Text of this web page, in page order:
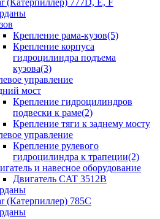
(Катерпиллер) 777D, E, F
Крепление рама-кузов(5)
Крепление корпуса
гидроцилиндра подъема
кузова(3)
управление
мост
Крепление гидроцилиндров
подвески к раме(2)
Крепление тяги к заднему мосту
управление
Крепление рулевого
гидроцилиндра к трапеции(2)
и навесное оборудование
Двигатель CAT 3512B
(Катерпиллер) 785C